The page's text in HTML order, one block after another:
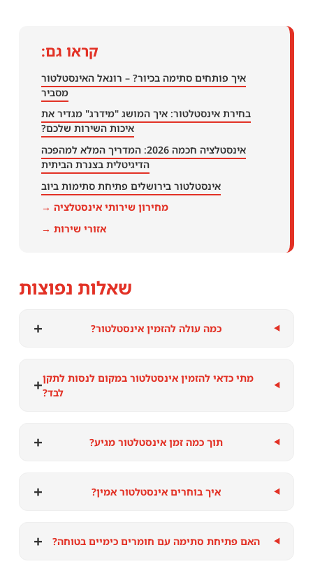
קראו גם:
איך פותחים סתימה בכיור? – רונאל האינסטלטור
מסביר
בחירת אינסטלטור: איך המושג "מידרג" מגדיר את
איכות השירות שלכם?
אינסטלציה חכמה 2026: המדריך המלא למהפכה
הדיגיטלית בצנרת הביתית
אינסטלטור בירושלים פתיחת סתימות ביוב
מחירון שירותי אינסטלציה →
אזורי שירות →
שאלות נפוצות
כמה עולה להזמין אינסטלטור? +
מתי כדאי להזמין אינסטלטור במקום לנסות לתקן
לבד?+
תוך כמה זמן אינסטלטור מגיע? +
איך בוחרים אינסטלטור אמין? +
האם פתיחת סתימה עם חומרים כימיים בטוחה? +